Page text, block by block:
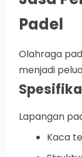
Padel
Olahraga
menjadi
Lapangan
Kaca